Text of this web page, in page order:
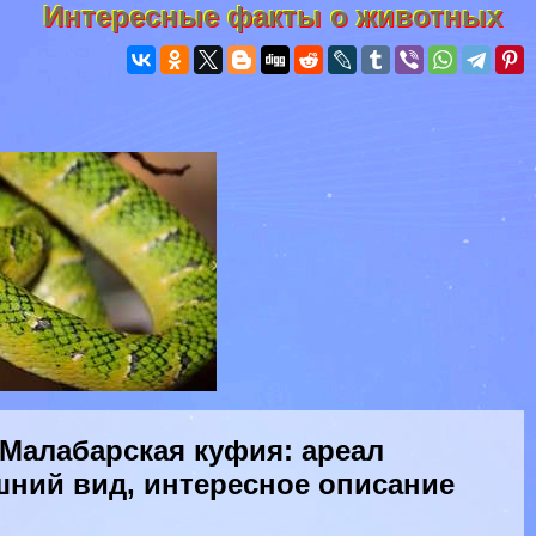
Интересные факты о животных
куфия: ареал
вид, интересное описание